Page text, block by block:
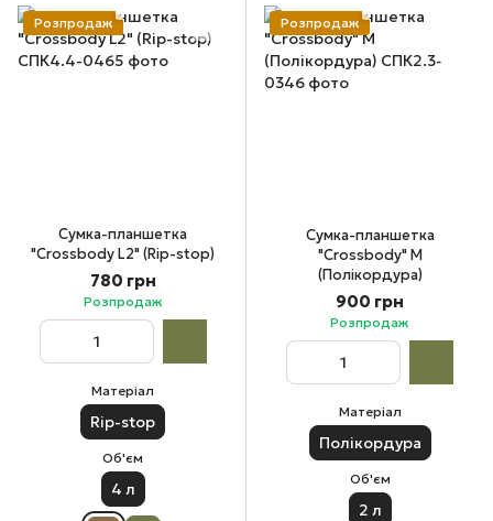
Розпродаж
Сумка-планшетка
"Crossbody L2" (Rip-stop)
780 грн
Розпродаж
Матеріал
Rip-stop
Об'єм
4 л
Розпродаж
Сумка-планшетка
"Crossbody" М
(Полікордура)
900 грн
Розпродаж
Матеріал
Полікордура
Об'єм
2 л